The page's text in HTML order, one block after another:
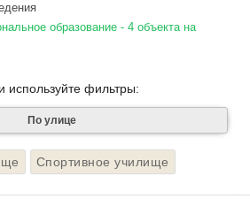
образование - 4 объекта на
используйте фильтры:
По улице
Спортивное училище